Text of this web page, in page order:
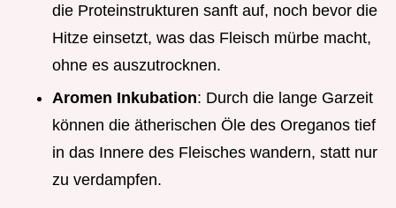
die Proteinstrukturen sanft auf, noch bevor die
Hitze einsetzt, was das Fleisch mürbe macht,
ohne es auszutrocknen.
Aromen Inkubation: Durch die lange Garzeit
können die ätherischen Öle des Oreganos tief
in das Innere des Fleisches wandern, statt nur
zu verdampfen.